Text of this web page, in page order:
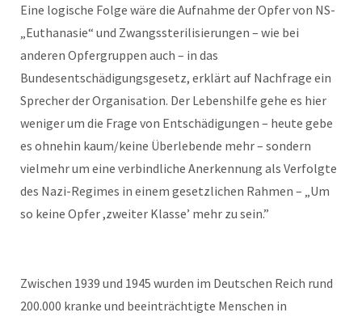
Eine logische Folge wäre die Aufnahme der Opfer von NS-
„Euthanasie“ und Zwangssterilisierungen – wie bei
anderen Opfergruppen auch – in das
Bundesentschädigungsgesetz, erklärt auf Nachfrage ein
Sprecher der Organisation. Der Lebenshilfe gehe es hier
weniger um die Frage von Entschädigungen – heute gebe
es ohnehin kaum/keine Überlebende mehr – sondern
vielmehr um eine verbindliche Anerkennung als Verfolgte
des Nazi-Regimes in einem gesetzlichen Rahmen – „Um
so keine Opfer ,zweiter Klasse’ mehr zu sein.”
Zwischen 1939 und 1945 wurden im Deutschen Reich rund
200.000 kranke und beeinträchtigte Menschen in